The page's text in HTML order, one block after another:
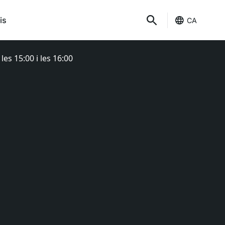
CA
15:00 i les 16:00